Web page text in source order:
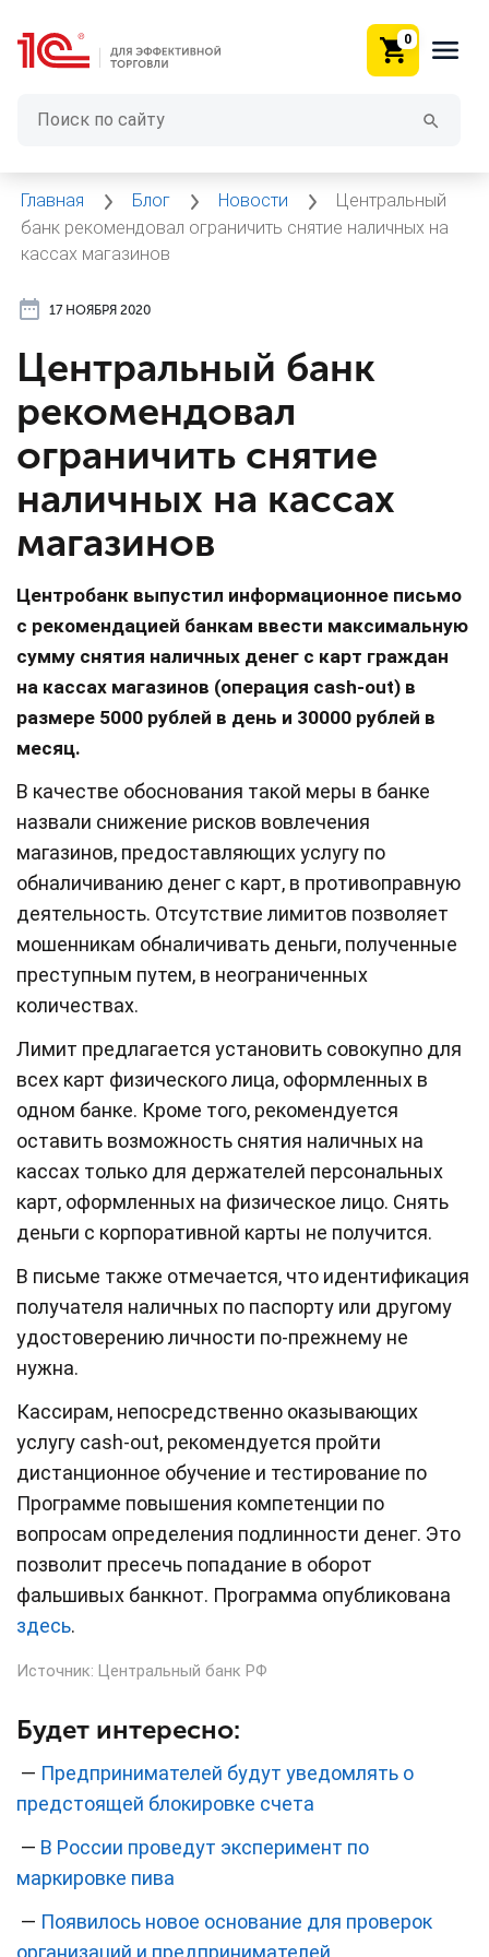
0
Главная Блог Новости
Центральный
банк рекомендовал ограничить снятие наличных на
кассах магазинов
17 НОЯБРЯ 2020
Центральный банк
рекомендовал
ограничить снятие
наличных на кассах
магазинов
Центробанк выпустил информационное письмо
с рекомендацией банкам ввести максимальную
сумму снятия наличных денег с карт граждан
на кассах магазинов (операция cash-out) в
размере 5000 рублей в день и 30000 рублей в
месяц.
В качестве обоснования такой меры в банке
назвали снижение рисков вовлечения
магазинов, предоставляющих услугу по
обналичиванию денег с карт, в противоправную
деятельность. Отсутствие лимитов позволяет
мошенникам обналичивать деньги, полученные
преступным путем, в неограниченных
количествах.
Лимит предлагается установить совокупно для
всех карт физического лица, оформленных в
одном банке. Кроме того, рекомендуется
оставить возможность снятия наличных на
кассах только для держателей персональных
карт, оформленных на физическое лицо. Снять
деньги с корпоративной карты не получится.
В письме также отмечается, что идентификация
получателя наличных по паспорту или другому
удостоверению личности по-прежнему не
нужна.
Кассирам, непосредственно оказывающих
услугу cash-out, рекомендуется пройти
дистанционное обучение и тестирование по
Программе повышения компетенции по
вопросам определения подлинности денег. Это
позволит пресечь попадание в оборот
фальшивых банкнот. Программа опубликована
здесь.
Источник: Центральный банк РФ
Будет интересно:
— Предпринимателей будут уведомлять о
предстоящей блокировке счета
— В России проведут эксперимент по
маркировке пива
— Появилось новое основание для проверок
организаций и предпринимателей